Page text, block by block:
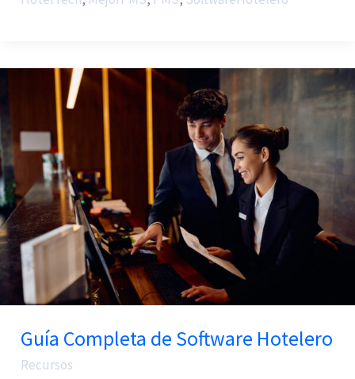
Guía Completa de Software Hotelero
Recursos
Completa
Software
Hotelero